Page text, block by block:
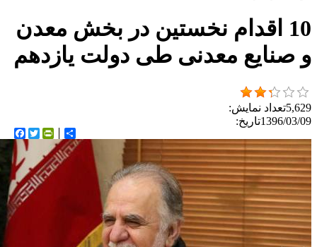
10 اقدام نخستین در بخش معدن
و صنایع معدنی طی دولت یازدهم
5,629تعداد نمایش:
1396/03/09تاریخ:
Twitter اشتراک